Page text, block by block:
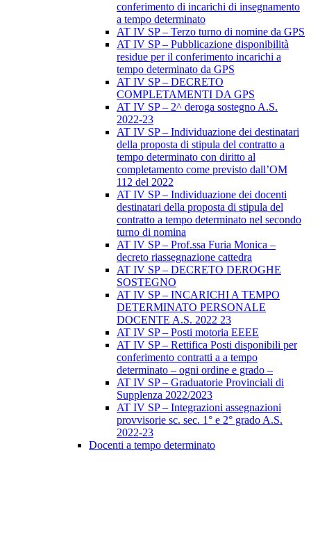
conferimento di incarichi di insegnamento
a tempo determinato
AT IV SP – Terzo turno di nomine da GPS
AT IV SP – Pubblicazione disponibilità
residue per il conferimento incarichi a
tempo determinato da GPS
AT IV SP – DECRETO
COMPLETAMENTI DA GPS
AT IV SP – 2^ deroga sostegno A.S.
2022-23
AT IV SP – Individuazione dei destinatari
della proposta di stipula del contratto a
tempo determinato con diritto al
completamento come previsto dall’OM
112 del 2022
AT IV SP – Individuazione dei docenti
destinatari della proposta di stipula del
contratto a tempo determinato nel secondo
turno di nomina
AT IV SP – Prof.ssa Furia Monica –
decreto riassegnazione cattedra
AT IV SP – DECRETO DEROGHE
SOSTEGNO
AT IV SP – INCARICHI A TEMPO
DETERMINATO PERSONALE
DOCENTE A.S. 2022 23
AT IV SP – Posti motoria EEEE
AT IV SP – Rettifica Posti disponibili per
conferimento contratti a a tempo
determinato – ogni ordine e grado –
AT IV SP – Graduatorie Provinciali di
Supplenza 2022/2023
AT IV SP – Integrazioni assegnazioni
provvisorie sc. sec. 1° e 2° grado A.S.
2022-23
Docenti a tempo determinato